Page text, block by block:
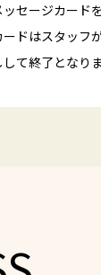
セージカード
ドはスタッフ
て終了となりま